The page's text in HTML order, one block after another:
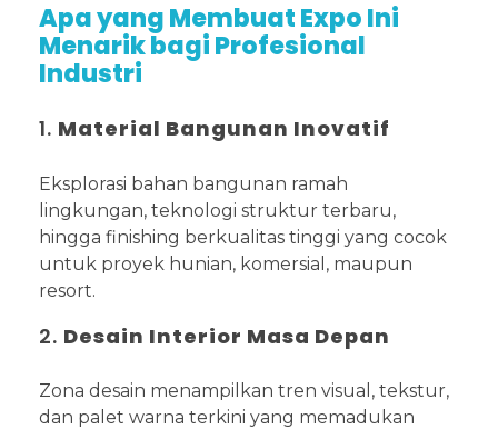
Apa yang Membuat Expo Ini
Menarik bagi Profesional
Industri
1. Material Bangunan Inovatif
Eksplorasi bahan bangunan ramah
lingkungan, teknologi struktur terbaru,
hingga finishing berkualitas tinggi yang cocok
untuk proyek hunian, komersial, maupun
resort.
2. Desain Interior Masa Depan
Zona desain menampilkan tren visual, tekstur,
dan palet warna terkini yang memadukan